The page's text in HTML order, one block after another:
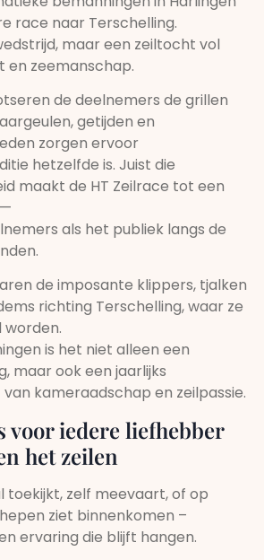
race naar Terschelling.
maar een zeiltocht vol
en zeemanschap.
de deelnemers de grillen
getijden en
zorgen ervoor
hetzelfde is. Juist die
maakt de HT Zeilrace tot een
als het publiek langs de
de imposante klippers, tjalken
richting Terschelling, waar ze
is het niet alleen een
maar ook een jaarlijks
kameraadschap en zeilpassie.
voor iedere liefhebber
het zeilen
toekijkt, zelf meevaart, of op
ziet binnenkomen –
ervaring die blijft hangen.